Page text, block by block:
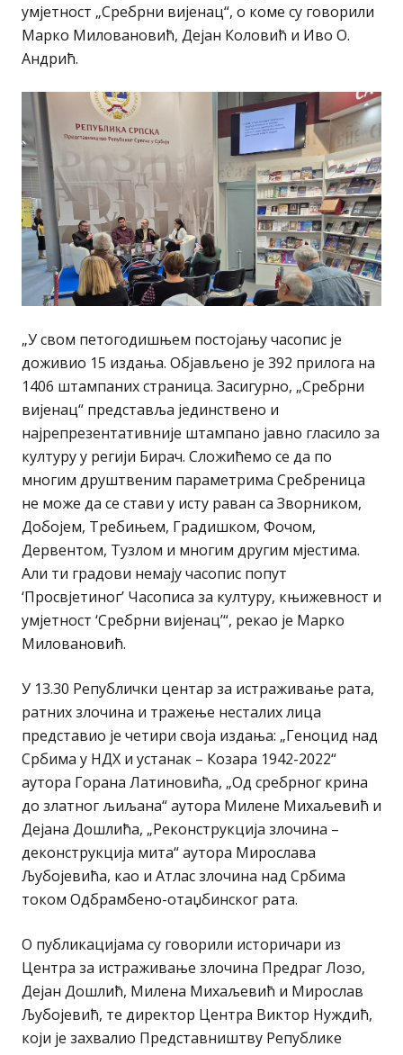
умјетност „Сребрни вијенац“, о коме су говорили
Марко Миловановић, Дејан Коловић и Иво О.
Андрић.
„У свом петогодишњем постојању часопис је
доживио 15 издања. Објављено је 392 прилога на
1406 штампаних страница. Засигурно, „Сребрни
вијенац“ представља јединствено и
најрепрезентативније штампано јавно гласило за
културу у регији Бирач. Сложићемо се да по
многим друштвеним параметрима Сребреница
не може да се стави у исту раван са Зворником,
Добојем, Требињем, Градишком, Фочом,
Дервентом, Тузлом и многим другим мјестима.
Али ти градови немају часопис попут
‘Просвјетиног’ Часописа за културу, књижевност и
умјетност ‘Сребрни вијенац’“, рекао је Марко
Миловановић.
У 13.30 Републички центар за истраживање рата,
ратних злочина и тражење несталих лица
представио је четири своја издања: „Геноцид над
Србима у НДХ и устанак – Козара 1942-2022“
аутора Горана Латиновића, „Од сребрног крина
до златног љиљана“ аутора Милене Михаљевић и
Дејана Дошлића, „Реконструкција злочина –
деконструкција мита“ аутора Мирослава
Љубојевића, као и Атлас злочина над Србима
током Одбрамбено-отаџбинског рата.
О публикацијама су говорили историчари из
Центра за истраживање злочина Предраг Лозо,
Дејан Дошлић, Милена Михаљевић и Мирослав
Љубојевић, те директор Центра Виктор Нуждић,
који је захвалио Представништву Републике